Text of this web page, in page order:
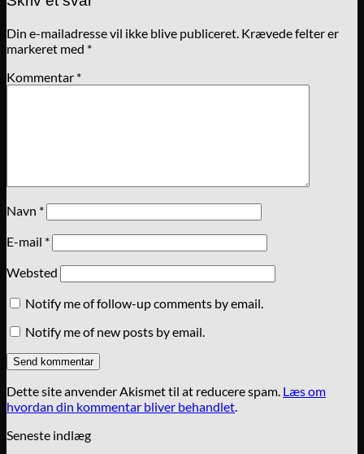
Din e-mailadresse vil ikke blive publiceret. Krævede felter er
markeret med *
Kommentar *
Navn *
E-mail *
Websted
Notify me of follow-up comments by email.
Notify me of new posts by email.
Dette site anvender Akismet til at reducere spam. Læs om
hvordan din kommentar bliver behandlet
Seneste indlæg